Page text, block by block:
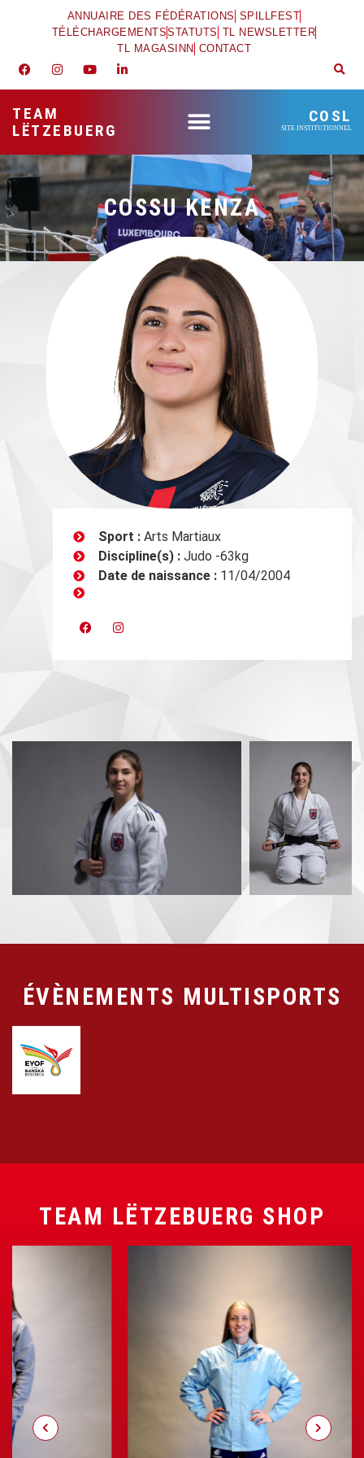
ANNUAIRE DES FÉDÉRATIONS SPILLFEST
TÉLÉCHARGEMENTSSTATUTS TL NEWSLETTER
TL MAGASINN CONTACT
TEAM
LËTZEBUERG
COSL
SITE INSTITUTIONNEL
COSSU KENZA
Sport :Arts Martiaux
Discipline(s) :Judo -63kg
Date de naissance :11/04/2004
ÉVÈNEMENTS MULTISPORTS
TEAM LËTZEBUERG SHOP